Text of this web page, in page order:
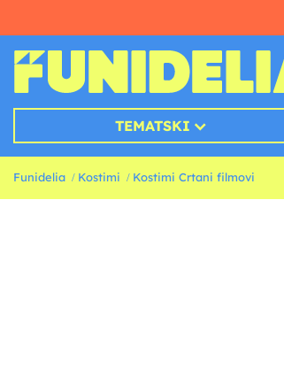
TEMATSKI
Funidelia Kostimi Kostimi Crtani filmovi